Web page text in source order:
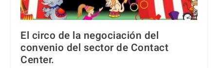
El circo de la negociación del
convenio del sector de Contact
Center.